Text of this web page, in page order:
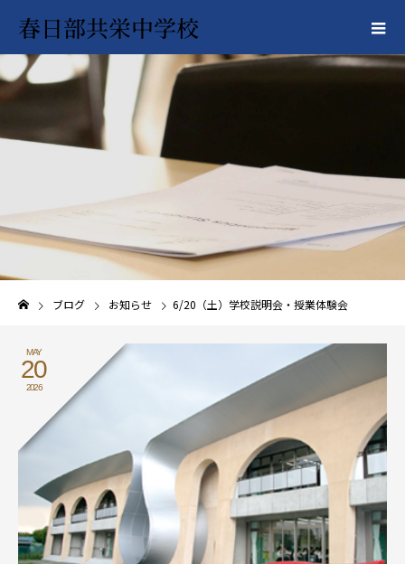
春日部共栄中学校
ブログ お知らせ 6/20（土）学校説明会・授業体験会
MAY
20
2026